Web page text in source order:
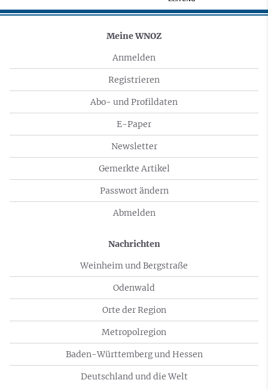
Meine WNOZ
Anmelden
Registrieren
Abo- und Profildaten
E-Paper
Newsletter
Gemerkte Artikel
Passwort ändern
Abmelden
Nachrichten
Weinheim und Bergstraße
Odenwald
Orte der Region
Metropolregion
Baden-Württemberg und Hessen
Deutschland und die Welt